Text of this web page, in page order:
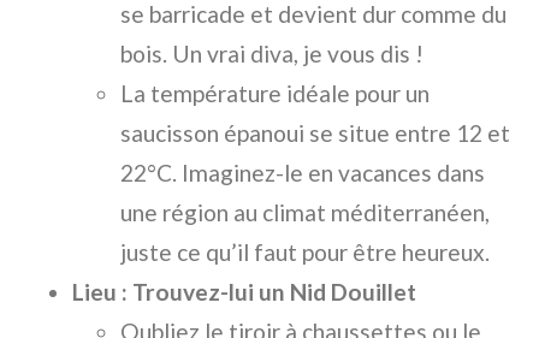
se barricade et devient dur comme du
bois. Un vrai diva, je vous dis !
La température idéale pour un
saucisson épanoui se situe entre 12 et
22°C. Imaginez-le en vacances dans
une région au climat méditerranéen,
juste ce qu’il faut pour être heureux.
Lieu : Trouvez-lui un Nid Douillet
Oubliez le tiroir à chaussettes ou le